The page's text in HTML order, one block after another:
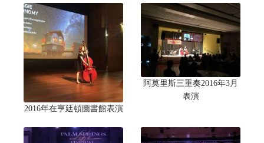
2016年在亨廷頓圖書館表演
阿莫里斯三重奏2016年3月
表演